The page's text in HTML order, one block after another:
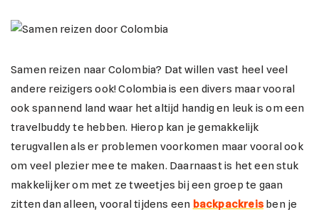
Samen reizen naar Colombia? Dat willen vast heel veel
andere reizigers ook! Colombia is een divers maar vooral
ook spannend land waar het altijd handig en leuk is om een
travelbuddy te hebben. Hierop kan je gemakkelijk
terugvallen als er problemen voorkomen maar vooral ook
om veel plezier mee te maken. Daarnaast is het een stuk
makkelijker om met ze tweetjes bij een groep te gaan
zitten dan alleen, vooral tijdens een backpackreisben je